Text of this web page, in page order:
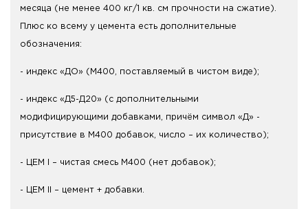
месяца (не менее 400 кг/1 кв. см прочности на сжатие).
Плюс ко всему у цемента есть дополнительные
обозначения:
- индекс «ДО» (М400, поставляемый в чистом виде);
- индекс «Д5-Д20» (с дополнительными
модифицирующими добавками, причём символ «Д» -
присутствие в М400 добавок, число – их количество);
- ЦЕМ I – чистая смесь М400 (нет добавок);
- ЦЕМ II – цемент + добавки.